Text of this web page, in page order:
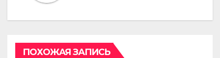
ПОХОЖАЯ ЗАПИСЬ